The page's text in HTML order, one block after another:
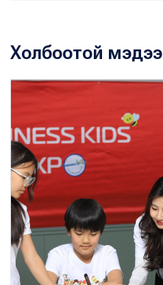
Холбоотой мэдээ